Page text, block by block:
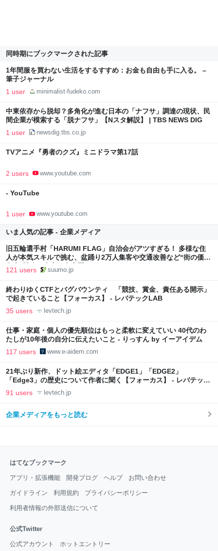
同時期にブックマークされた記事
1年間服を買わない生活をするすすめ：お金も自由も手に入る。 –
筆子ジャーナル
1 user minimalist-fudeko.com
中東依存から脱却？多角化が進む日本の「ナフサ」調達の現状、民
間企業が模索する「脱ナフサ」【Nスタ解説】 | TBS NEWS DIG
1 user newsdig.tbs.co.jp
TVアニメ『勇者のクズ』ミニドラマ第17話
2 users www.youtube.com
- YouTube
1 user www.youtube.com
いま人気の記事 - 企業メディア
旧五輪選手村「HARUMI FLAG」自治会がアツすぎる！ 多様な住
人が本気スキルで挑む、盆踊り2万人集客や交通改善など“街の価値
向上”戦略 東京・中央区
121 users suumo.jp
終わりゆくCTFとバグバウンティ 「競技、賞金、責任ある開示」
で起きていること【フォーカス】 - レバテックLAB
35 users levtech.jp
仕事・家庭・個人の優先順位はもっと柔軟に変えていい 40代のわ
たしが10年後の自分に伝えたいこと - りっすん by イーアイデム
117 users www.e-aidem.com
21年ぶり新作、ドット絵エディタ「EDGE1」「EDGE2」
「Edge3」の歴史について作者に聞く【フォーカス】 - レバテック
LAB
91 users levtech.jp
企業メディアをもっと読む
はてなブックマーク
アプリ・拡張機能 開発ブログ ヘルプ お問い合わせ
ガイドライン 利用規約 プライバシーポリシー
利用者情報の外部送信について
公式Twitter
公式アカウント ホットエントリー